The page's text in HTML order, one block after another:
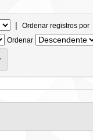
| Ordenar registros por
Ordenar